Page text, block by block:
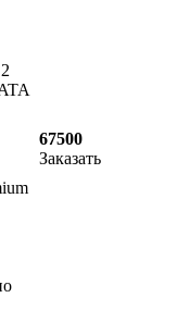
67500
Заказать